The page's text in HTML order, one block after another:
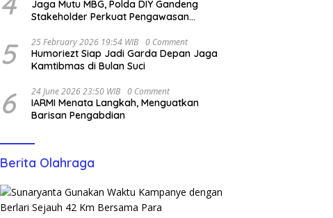
Jaga Mutu MBG, Polda DIY Gandeng
Stakeholder Perkuat Pengawasan
5 25 February 2026 19:54 WIB 0 Comment
Humoriezt Siap Jadi Garda Depan Jaga
Kamtibmas di Bulan Suci
6 24 June 2026 23:50 WIB 0 Comment
IARMI Menata Langkah, Menguatkan
Barisan Pengabdian
Berita Olahraga